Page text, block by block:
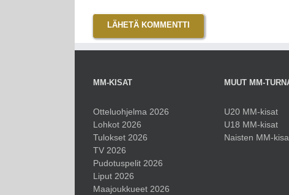
MM-KISAT
Otteluohjelma 2026
Lohkot 2026
Tulokset 2026
TV 2026
Pudotuspelit 2026
Liput 2026
Maajoukkueet 2026
MUUT MM-
U20 MM-kisat
U18 MM-kisat
Naisten MM-